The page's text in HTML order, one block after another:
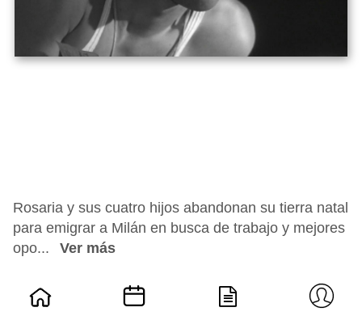
Rosaria y sus cuatro hijos abandonan su tierra natal
para emigrar a Milán en busca de trabajo y mejores
opo...
Ver más